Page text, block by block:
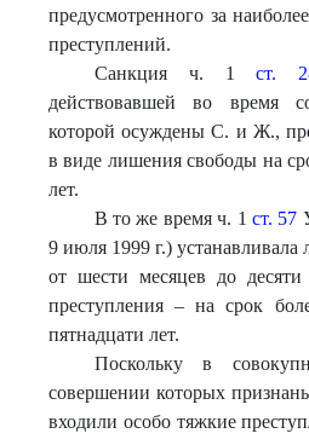
предусмотренного за
преступлений.
Санкция ч. 1ст.
действовавшей во время
которой осуждены С. и Ж.,
в виде лишения свободы на
лет.
В то же время ч. 1 ст. 57
9 июля 1999 г.)
от шести месяцев до
преступления – на срок
пятнадцати лет.
Поскольку в
совершении которых
входили особо тяжкие